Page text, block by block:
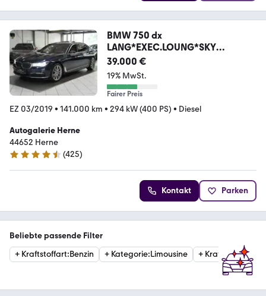
BMW 750 dx
LANG*EXEC.LOUNG*SKY
LOUNGE*FOND TV*BOWERS
39.000 €
19% MwSt.
Fairer Preis
EZ 03/2019 • 141.000 km • 294 kW (400 PS) • Diesel
Autogalerie Herne
44652 Herne
4.6 Sterne
(425)
Kontakt Parken
Beliebte passende Filter
+ Kraftstoffart:Benzin + Kategorie:Limousine + Kraftstoffart